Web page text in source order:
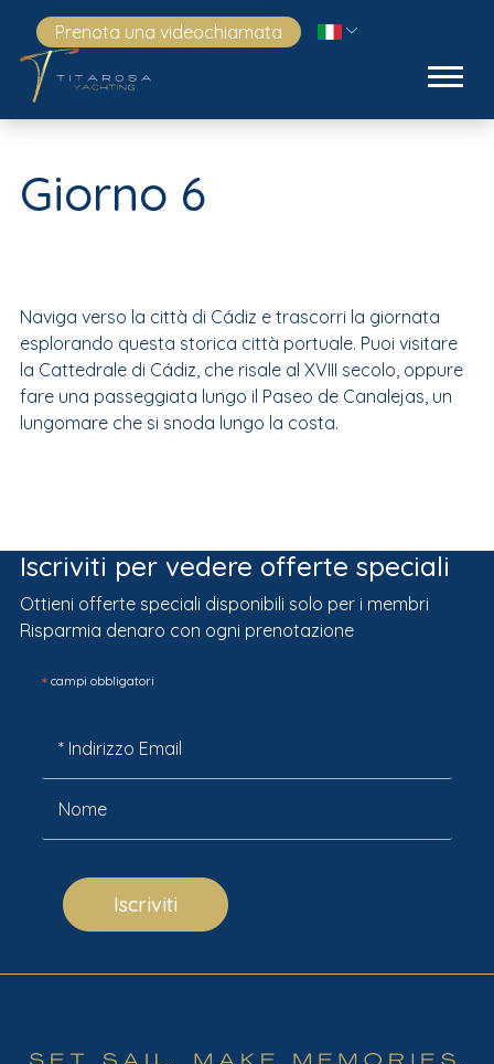
Prenota una videochiamata
Giorno 6
Naviga verso la città di Cádiz e trascorri la giornata
esplorando questa storica città portuale. Puoi visitare
la Cattedrale di Cádiz, che risale al XVIII secolo, oppure
fare una passeggiata lungo il Paseo de Canalejas, un
lungomare che si snoda lungo la costa.
Iscriviti per vedere offerte speciali
Ottieni offerte speciali disponibili solo per i membri
Risparmia denaro con ogni prenotazione
*campi obbligatori
Iscriviti